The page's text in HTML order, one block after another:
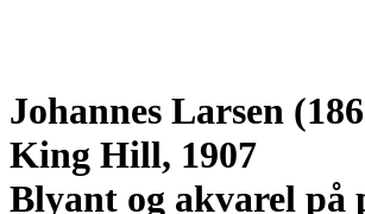
Johannes Larsen
King Hill, 1907
Blyant og akvarel på